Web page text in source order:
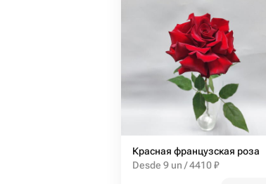
Красная французская роза
Desde 9 un / 4410 ₽